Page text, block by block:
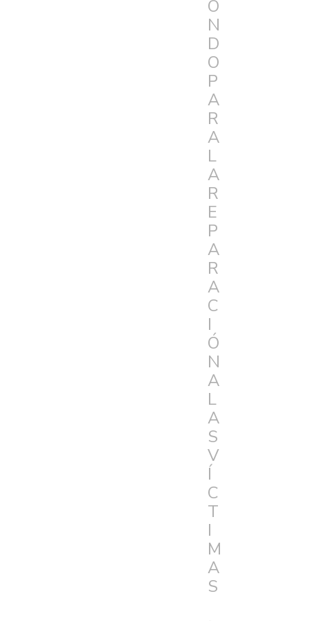
O
N
D
O
P
A
R
A
L
A
R
E
P
A
R
A
C
I
Ó
N
A
L
A
S
V
Í
C
T
I
M
A
S